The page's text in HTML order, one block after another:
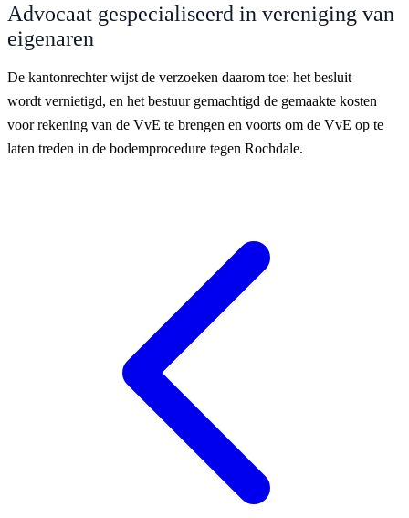
Advocaat gespecialiseerd in vereniging van
eigenaren
De kantonrechter wijst de verzoeken daarom toe: het besluit
wordt vernietigd, en het bestuur gemachtigd de gemaakte kosten
voor rekening van de VvE te brengen en voorts om de VvE op te
laten treden in de bodemprocedure tegen Rochdale.